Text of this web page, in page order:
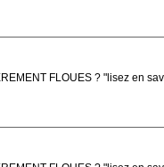
FLOUES ? "lisez en